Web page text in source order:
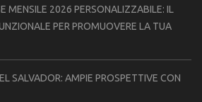
MENSILE 2026 PERSONALIZZABILE: IL
PER PROMUOVERE LA TUA
SALVADOR: AMPIE PROSPETTIVE CON